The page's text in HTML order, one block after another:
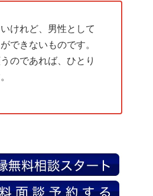
けれど、男性として
できないものです。
のであれば、ひとり